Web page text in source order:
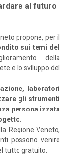
al futuro
propone, per il
sui temi del
della
e lo sviluppo del
laboratori
gli strumenti
personalizzata
Regione Veneto,
possono venire
tutto gratuito.